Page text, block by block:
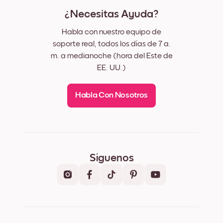
¿Necesitas Ayuda?
Habla con nuestro equipo de
soporte real, todos los días de 7 a.
m. a medianoche (hora del Este de
EE. UU.)
Habla Con Nosotros
Síguenos